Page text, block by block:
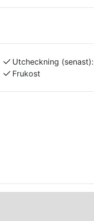
Utcheckning (senast):
Frukost